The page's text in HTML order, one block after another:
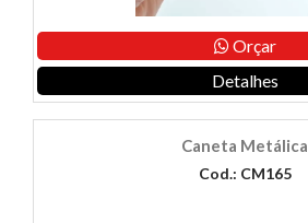
Orçar
Detalhes
Caneta Metálica
Cod.: CM165